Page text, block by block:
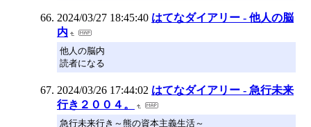
2024/03/27 18:45:40 はてなダイアリー - 他人の脳
内
他人の脳内
読者になる
2024/03/26 17:44:02 はてなダイアリー - 急行未来
行き２００４。
急行未来行き～熊の資本主義生活～